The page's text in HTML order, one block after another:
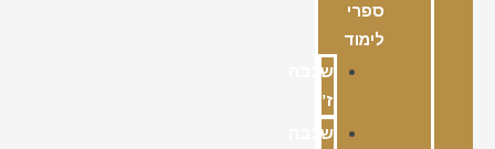
ספרי
לימוד
שכבה
ז’
שכבה